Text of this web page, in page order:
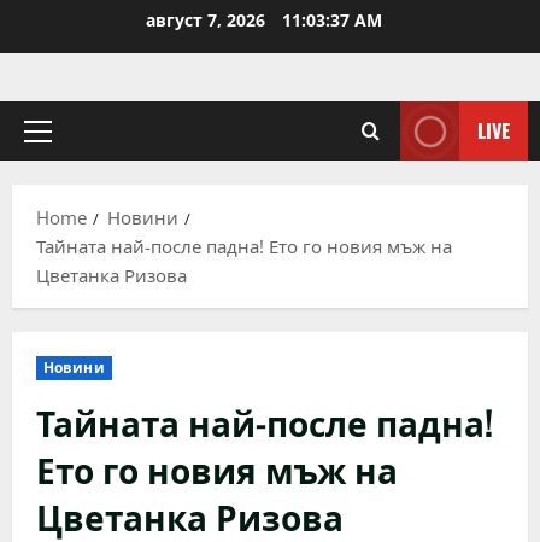
август 7, 2026 11:03:37 AM
Primary
LIVE
Home
Новини
Тайната най-после падна! Ето го новия мъж на
Цветанка Ризова
Новини
Тайната най-после падна!
Ето го новия мъж на
Цветанка Ризова